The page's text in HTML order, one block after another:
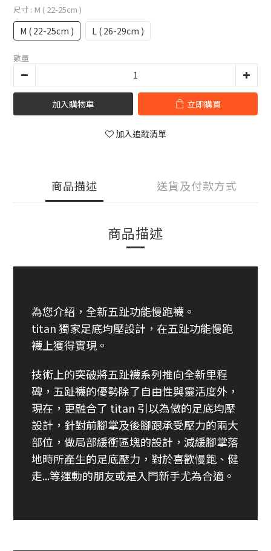
尺寸 : M ( 22-25cm )
M ( 22-25cm ) L ( 26-29cm )
數量
加入購物車 立即購買
加入追蹤清單
商品描述 送貨及付款方式
商品描述
為您介紹，全新五趾功能慢跑襪。
titan 獨家足底均壓設計，在五趾功能慢跑
襪上獲得實現。
技術上的突破將五趾襪系列推向全新里程
碑，五趾襪的優勢除了自由性與靈活度外，
現在，更融合了 titan 引以為傲的足底均壓
設計，針對前腳掌及後腳跟承受壓力的兩大
部位，做局部緩衝區塊的設計，減緩腳掌落
地時所產生的足底壓力，對於喜歡慢跑、健
走...等運動的朋友或是入門新手尤為合適。